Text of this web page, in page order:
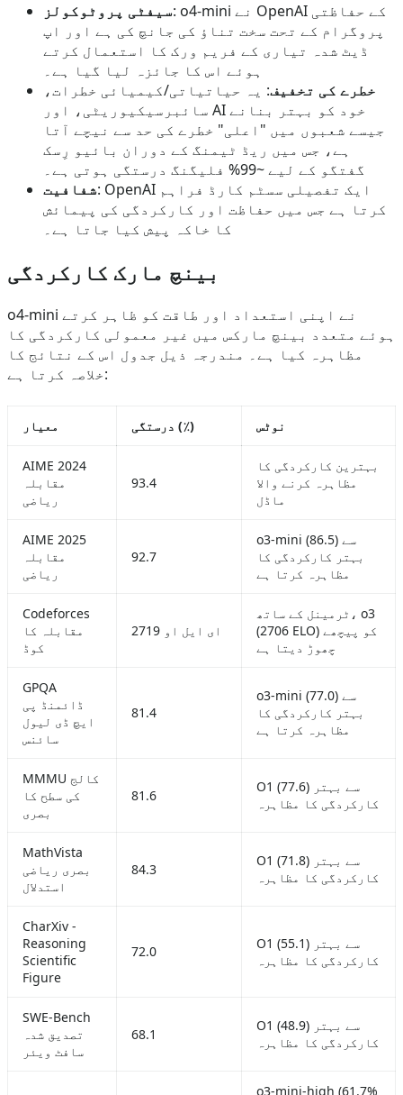
سیفٹی پروٹوکولز: o4-mini نے OpenAI کے حفاظتی
پروگرام کے تحت سخت تناؤ کی جانچ کی ہے اور اپ
ڈیٹ شدہ تیاری کے فریم ورک کا استعمال کرتے
ہوئے اس کا جائزہ لیا گیا ہے۔
خطرے کی تخفیف: یہ حیاتیاتی/کیمیائی خطرات،
سائبرسیکیوریٹی، اور AI خود کو بہتر بنانے
جیسے شعبوں میں "اعلی" خطرے کی حد سے نیچے آتا
ہے، جس میں ریڈ ٹیمنگ کے دوران بائیو رِسک
گفتگو کے لیے ~99% فلیگنگ درستگی ہوتی ہے۔
شفافیت: OpenAI ایک تفصیلی سسٹم کارڈ فراہم
کرتا ہے جس میں حفاظت اور کارکردگی کی پیمائش
کا خاکہ پیش کیا جاتا ہے۔
بینچ مارک کارکردگی
o4-mini نے اپنی استعداد اور طاقت کو ظاہر کرتے
ہوئے متعدد بینچ مارکس میں غیر معمولی کارکردگی کا
مظاہرہ کیا ہے۔ مندرجہ ذیل جدول اس کے نتائج کا
خلاصہ کرتا ہے:
معیار درستگی (٪) نوٹس
AIME 2024
مقابلہ
ریاضی
93.4
بہترین کارکردگی کا
مظاہرہ کرنے والا
ماڈل
AIME 2025
مقابلہ
ریاضی
92.7
o3-mini (86.5) سے
بہتر کارکردگی کا
مظاہرہ کرتا ہے
Codeforces
مقابلہ کا
کوڈ
2719 ای ایل او
ٹرمینل کے ساتھ، o3
(2706 ELO) کو پیچھے
چھوڑ دیتا ہے
GPQA
ڈائمنڈ پی
ایچ ڈی لیول
سائنس
81.4
o3-mini (77.0) سے
بہتر کارکردگی کا
مظاہرہ کرتا ہے
MMMU کالج
کی سطح کا
بصری
81.6
O1 (77.6) سے بہتر
کارکردگی کا مظاہرہ
MathVista
بصری ریاضی
استدلال
84.3
O1 (71.8) سے بہتر
کارکردگی کا مظاہرہ
CharXiv -
Reasoning
Scientific
Figure
72.0
O1 (55.1) سے بہتر
کارکردگی کا مظاہرہ
SWE-Bench
تصدیق شدہ
سافٹ ویئر
68.1
O1 (48.9) سے بہتر
کارکردگی کا مظاہرہ
o3-mini-high (61.7%